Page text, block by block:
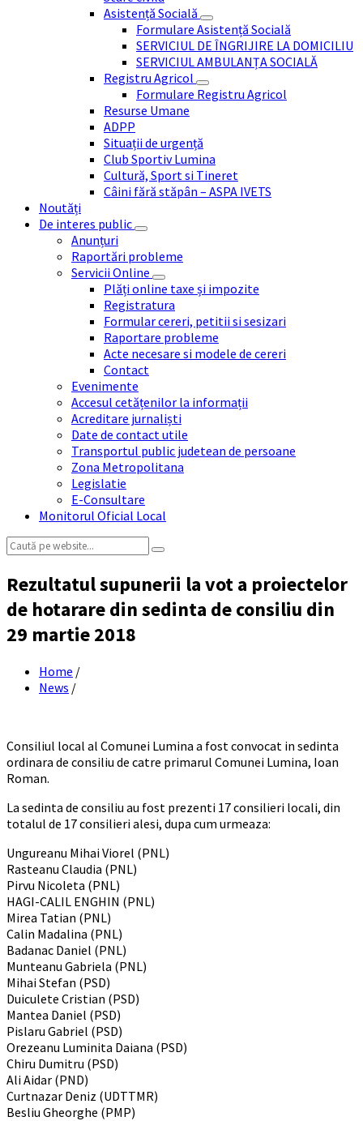
Asistență Socială
Formulare Asistență Socială
SERVICIUL DE ÎNGRIJIRE LA DOMICILIU
SERVICIUL AMBULANȚA SOCIALĂ
Registru Agricol
Formulare Registru Agricol
Resurse Umane
ADPP
Situații de urgență
Club Sportiv Lumina
Cultură, Sport si Tineret
Câini fără stăpân – ASPA IVETS
Noutăți
De interes public
Anunțuri
Raportări probleme
Servicii Online
Plăți online taxe și impozite
Registratura
Formular cereri, petitii si sesizari
Raportare probleme
Acte necesare si modele de cereri
Contact
Evenimente
Accesul cetățenilor la informații
Acreditare jurnaliști
Date de contact utile
Transportul public judetean de persoane
Zona Metropolitana
Legislatie
E-Consultare
Monitorul Oficial Local
Search:
Rezultatul supunerii la vot a proiectelor
de hotarare din sedinta de consiliu din
29 martie 2018
Home /
News /
Consiliul local al Comunei Lumina a fost convocat in sedinta
ordinara de consiliu de catre primarul Comunei Lumina, Ioan
Roman.
La sedinta de consiliu au fost prezenti 17 consilieri locali, din
totalul de 17 consilieri alesi, dupa cum urmeaza:
Ungureanu Mihai Viorel (PNL)
Rasteanu Claudia (PNL)
Pirvu Nicoleta (PNL)
HAGI-CALIL ENGHIN (PNL)
Mirea Tatian (PNL)
Calin Madalina (PNL)
Badanac Daniel (PNL)
Munteanu Gabriela (PNL)
Mihai Stefan (PSD)
Duiculete Cristian (PSD)
Mantea Daniel (PSD)
Pislaru Gabriel (PSD)
Orezeanu Luminita Daiana (PSD)
Chiru Dumitru (PSD)
Ali Aidar (PND)
Curtnazar Deniz (UDTTMR)
Besliu Gheorghe (PMP)